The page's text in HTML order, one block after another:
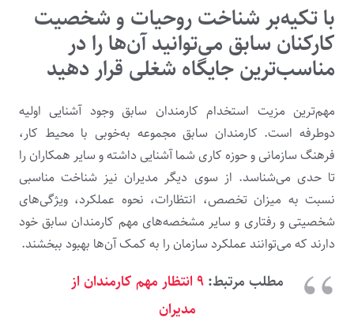
با تکیه‌بر شناخت روحیات و شخصیت
کارکنان سابق می‌توانید آن‌ها را در
مناسب‌ترین جایگاه شغلی قرار دهید
مهم‌ترین مزیت استخدام کارمندان سابق وجود آشنایی اولیه
دوطرفه است. کارمندان سابق مجموعه به‌خوبی با محیط کار،
فرهنگ‌ سازمانی و حوزه‌ کاری شما آشنایی داشته و سایر همکاران را
تا حدی می‌شناسد. از سوی دیگر مدیران نیز شناخت مناسبی
نسبت به میزان تخصص، انتظارات، نحوه عملکرد، ویژگی‌های
شخصیتی و رفتاری و سایر مشخصه‌های مهم کارمندان سابق خود
دارند که می‌توانند عملکرد سازمان را به کمک آن‌ها بهبود ببخشند.
مطلب مرتبط:
۹ انتظار مهم کارمندان از
مدیران